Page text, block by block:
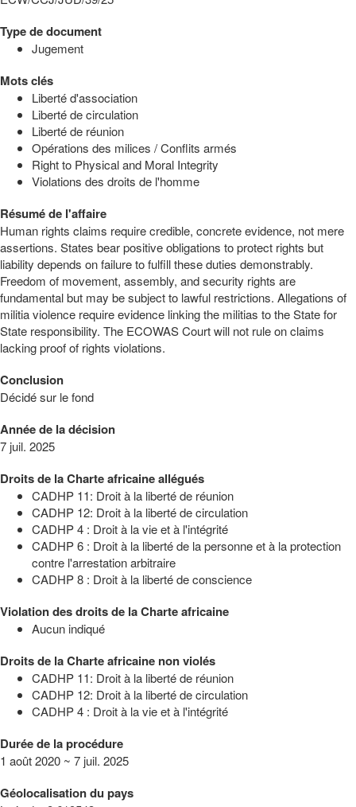
Type de document
Jugement
Mots clés
Liberté d'association
Liberté de circulation
Liberté de réunion
Opérations des milices / Conflits armés
Right to Physical and Moral Integrity
Violations des droits de l'homme
Résumé de l'affaire
Human rights claims require credible, concrete evidence, not mere
assertions. States bear positive obligations to protect rights but
liability depends on failure to fulfill these duties demonstrably.
Freedom of movement, assembly, and security rights are
fundamental but may be subject to lawful restrictions. Allegations of
militia violence require evidence linking the militias to the State for
State responsibility. The ECOWAS Court will not rule on claims
lacking proof of rights violations.
Conclusion
Décidé sur le fond
Année de la décision
7 juil. 2025
Droits de la Charte africaine allégués
CADHP 11: Droit à la liberté de réunion
CADHP 12: Droit à la liberté de circulation
CADHP 4 : Droit à la vie et à l'intégrité
CADHP 6 : Droit à la liberté de la personne et à la protection
contre l'arrestation arbitraire
CADHP 8 : Droit à la liberté de conscience
Violation des droits de la Charte africaine
Aucun indiqué
Droits de la Charte africaine non violés
CADHP 11: Droit à la liberté de réunion
CADHP 12: Droit à la liberté de circulation
CADHP 4 : Droit à la vie et à l'intégrité
Durée de la procédure
1 août 2020 ~ 7 juil. 2025
Géolocalisation du pays